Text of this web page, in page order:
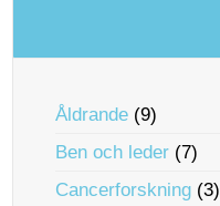
Åldrande (9)
Ben och leder (7)
Cancerforskning (3)